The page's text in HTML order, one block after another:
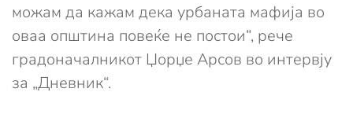
можам да кажам дека урбаната мафија во
оваа општина повеќе не постои“, рече
градоначалникот Џорџе Арсов во интервју
за „Дневник“.